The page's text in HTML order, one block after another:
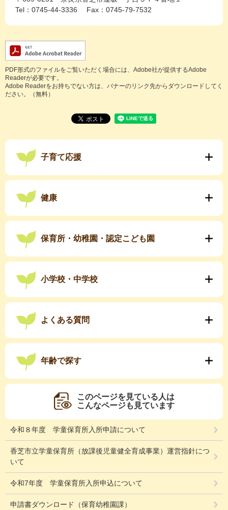
Tel：0745-44-3336
Fax：0745-79-7532
PDF形式のファイルをご覧いただく場合には、Adobe社が提供するAdobe
Readerが必要です。
Adobe Readerをお持ちでない方は、バナーのリンク先からダウンロードしてく
ださい。（無料）
子育て応援
健康
保育所・幼稚園・認定こども園
小学校・中学校
よくある質問
年齢で探す
このページを見ている人は
こんなページも見ています
令和８年度 学童保育所入所申請について
香芝市立学童保育所（放課後児童健全育成事業）運営指針につ
いて
令和7年度 学童保育所入所申込について
申請書ダウンロード（保育幼稚園課）